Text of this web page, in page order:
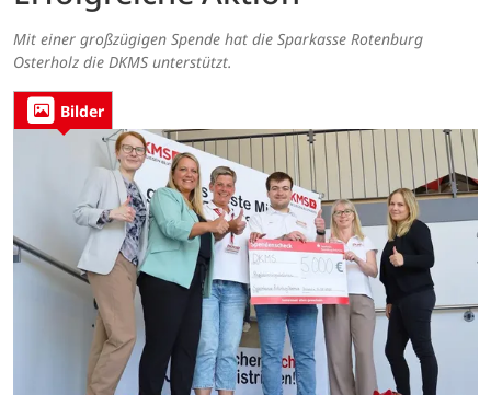
Mit einer großzügigen Spende hat die Sparkasse Rotenburg
Osterholz die DKMS unterstützt.
Bilder